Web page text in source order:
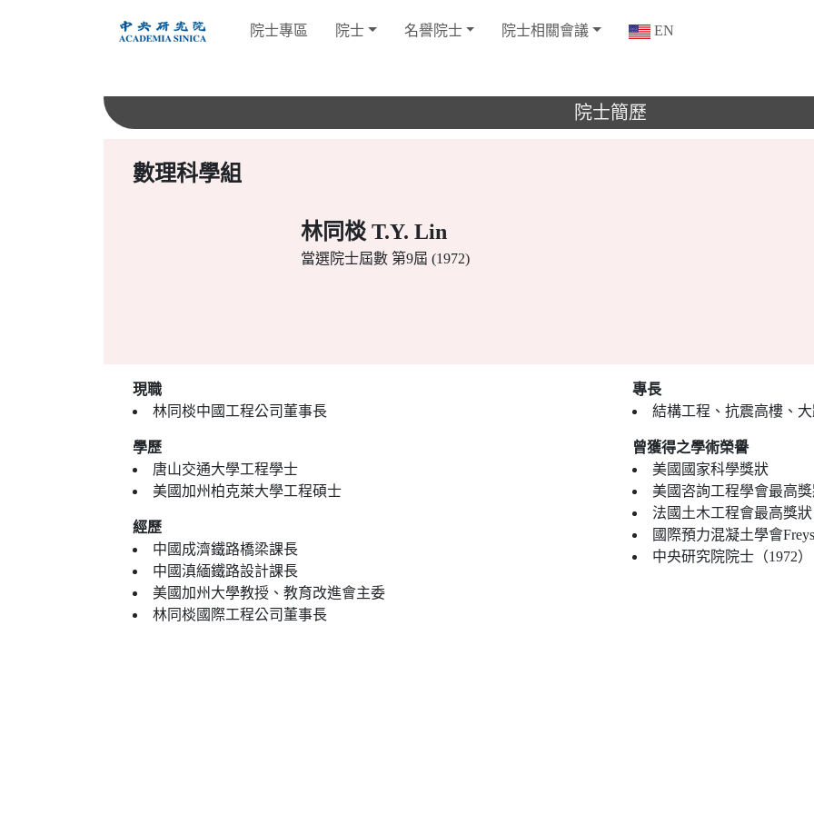
院士專區 院士 名譽院士 院士相關會議 EN
院士簡歷
數理科學組
林同棪 T.Y. Lin
當選院士屆數 第9屆 (1972)
現職
林同棪中國工程公司董事長
學歷
唐山交通大學工程學士
美國加州柏克萊大學工程碩士
經歷
中國成濟鐵路橋梁課長
中國滇緬鐵路設計課長
美國加州大學教授、教育改進會主委
林同棪國際工程公司董事長
專長
結構工程、抗震高樓、
曾獲得之學術榮譽
美國國家科學獎狀
美國咨詢工程學會最高
法國土木工程會最高獎狀
國際預力混凝土學會
中央研究院院士（1972）